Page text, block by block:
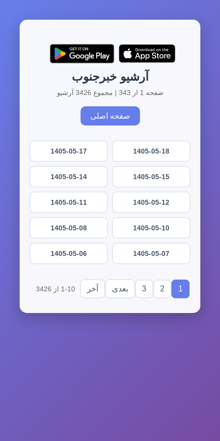
آرشیو خبرجنوب
صفحه 1 از 343 | مجموع 3426 آرشیو
صفحه اصلی
1405-05-18
1405-05-17
1405-05-15
1405-05-14
1405-05-12
1405-05-11
1405-05-10
1405-05-08
1405-05-07
1405-05-06
1
2
3 بعدی آخر 1-10 از 3426